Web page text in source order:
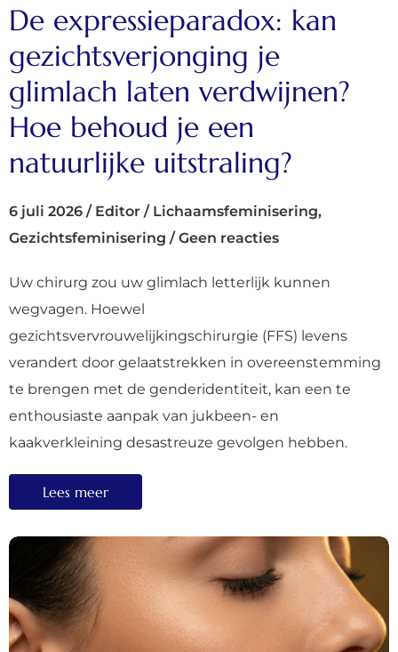
De expressieparadox: kan
gezichtsverjonging je
glimlach laten verdwijnen?
Hoe behoud je een
natuurlijke uitstraling?
6 juli 2026 / Editor / Lichaamsfeminisering,
Gezichtsfeminisering / Geen reacties
Uw chirurg zou uw glimlach letterlijk kunnen
wegvagen. Hoewel
gezichtsvervrouwelijkingschirurgie (FFS) levens
verandert door gelaatstrekken in overeenstemming
te brengen met de genderidentiteit, kan een te
enthousiaste aanpak van jukbeen- en
kaakverkleining desastreuze gevolgen hebben.
Lees meer